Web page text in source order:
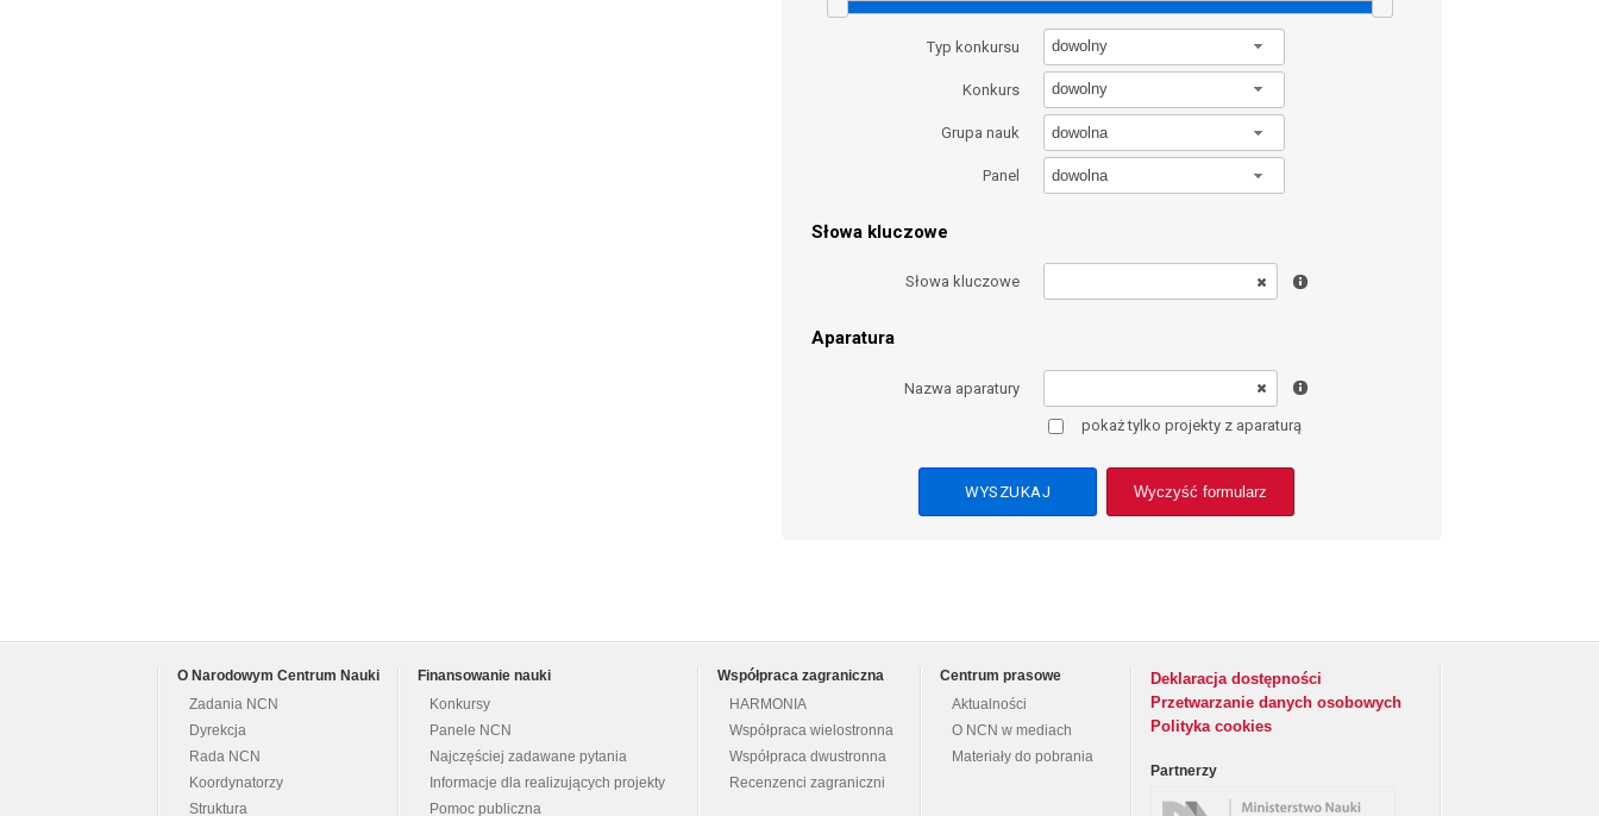
Typ konkursu dowolny
Konkurs dowolny
Grupa nauk dowolna
Panel dowolna
Słowa kluczowe
Słowa kluczowe
Aparatura
Nazwa aparatury
pokaż tylko projekty z aparaturą
Wyczyść formularz
O Narodowym Centrum Nauki
Zadania NCN
Dyrekcja
Rada NCN
Koordynatorzy
Struktura
Finansowanie nauki
Konkursy
Panele NCN
Najczęściej zadawane pytania
Informacje dla realizujących projekty
Pomoc publiczna
Współpraca zagraniczna
HARMONIA
Współpraca wielostronna
Współpraca dwustronna
Recenzenci zagraniczni
Centrum prasowe
Aktualności
O NCN w mediach
Materiały do pobrania
Deklaracja dostępności
Przetwarzanie danych osobowych
Polityka cookies
Partnerzy